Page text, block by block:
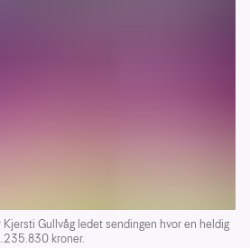
Gullvåg ledet sendingen hvor en heldig
kroner.